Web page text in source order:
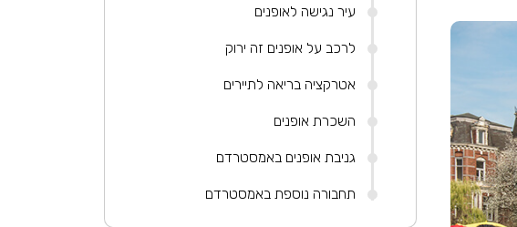
עיר נגישה לאופנים
לרכב על אופנים זה ירוק
אטרקציה בריאה לתיירים
השכרת אופנים
גניבת אופנים באמסטרדם
תחבורה נוספת באמסטרדם